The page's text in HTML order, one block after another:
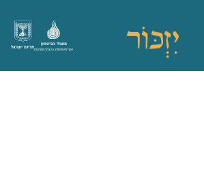
מדינת ישראל
משרד הביטחון
אגף משפחות, הנצחה ומורשת